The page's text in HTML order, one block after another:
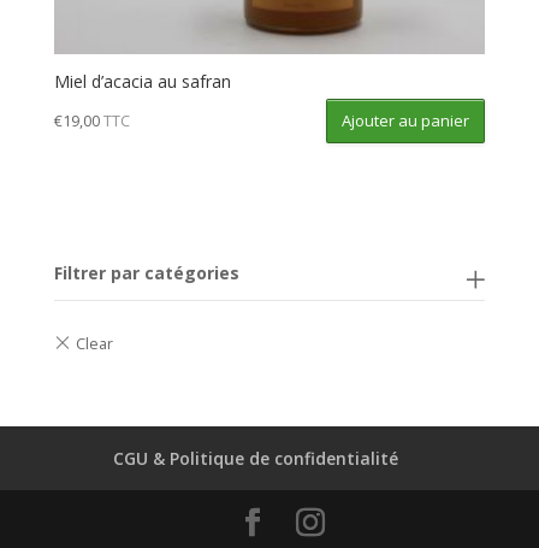
Miel d’acacia au safran
€19,00TTC Ajouter au panier
Filtrer par catégories
CGU & Politique de confidentialité